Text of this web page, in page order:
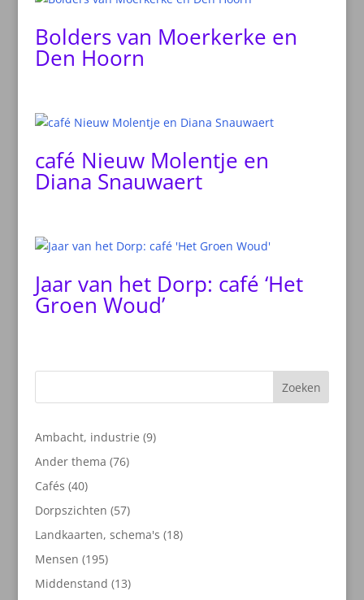
Bolders van Moerkerke en
Den Hoorn
café Nieuw Molentje en
Diana Snauwaert
Jaar van het Dorp: café ‘Het
Groen Woud’
Zoeken
Ambacht, industrie 99
Ander thema 7676
Cafés 4040
producten
Dorpszichten 5757
producten
Landkaarten, schema's 1818
Mensen 195195
producten
Middenstand 1313